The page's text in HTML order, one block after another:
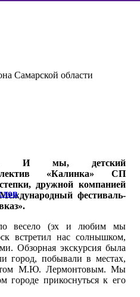
Самарской области
И мы, детский
«Калинка» СП
дружной компанией
фестиваль-
весело (эх и любим мы
встретил нас солнышком,
Обзорная экскурсия была
город, побывали в местах,
М.Ю. Лермонтовым. Мы
городе прикоснуться к его